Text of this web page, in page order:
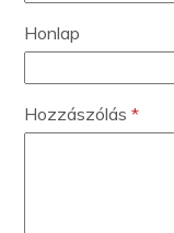
Honlap
Hozzászólás*